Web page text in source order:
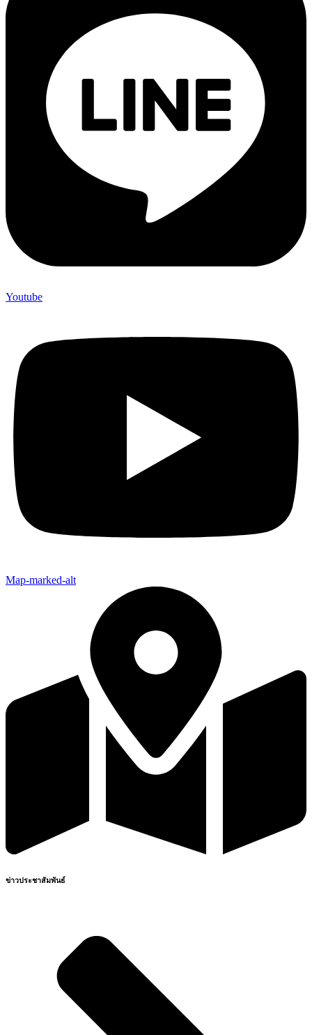
Youtube
Map-marked-alt
ข่าวประชาสัมพันธ์